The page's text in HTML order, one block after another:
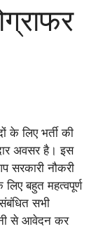
के लिए भर्ती की
अवसर है। इस
सरकारी नौकरी
बहुत महत्वपूर्ण
सभी
से आवेदन कर